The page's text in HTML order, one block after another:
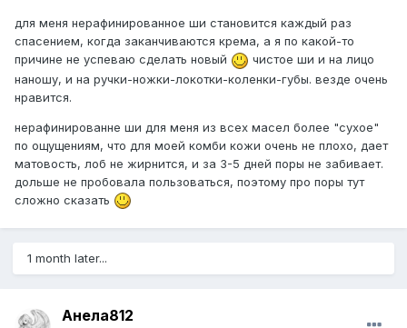
для меня нерафинированное ши становится каждый раз
спасением, когда заканчиваются крема, а я по какой-то
причине не успеваю сделать новый
чистое ши и на лицо
наношу, и на ручки-ножки-локотки-коленки-губы. везде очень
нравится.
нерафинированне ши для меня из всех масел более "сухое"
по ощущениям, что для моей комби кожи очень не плохо, дает
матовость, лоб не жирнится, и за 3-5 дней поры не забивает.
дольше не пробовала пользоваться, поэтому про поры тут
сложно сказать
1 month later...
Анела812